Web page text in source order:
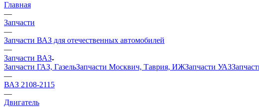
Главная
—
Запчасти
—
Запчасти ВАЗ для отечественных автомобилей
—
Запчасти ВАЗ
Запчасти ГАЗ, ГазельЗапчасти Москвич, Таврия, ИЖЗапчасти УАЗ
—
ВАЗ 2108-2115
—
Двигатель